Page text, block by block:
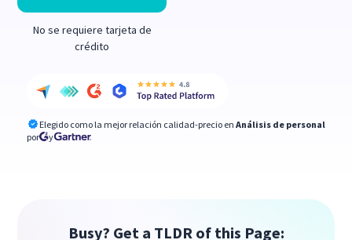
No se requiere tarjeta de
crédito
Elegido como la mejor relación calidad-precio en Análisis de personal
por
y
Busy? Get a TLDR of this Page: